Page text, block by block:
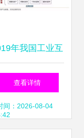
年我国工业互
网产业规模将达
4800亿元,赋能
查看详情
间：2026-08-04